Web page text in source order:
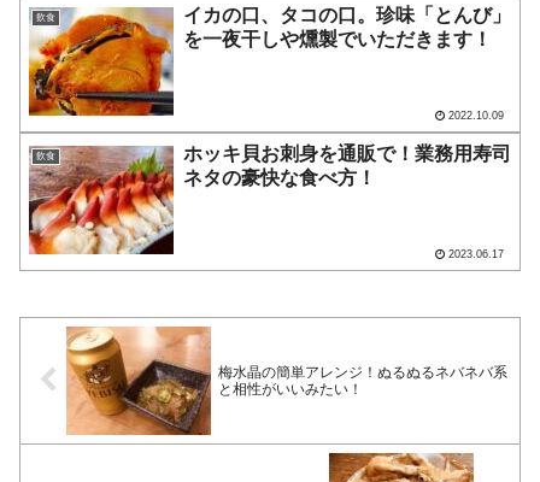
飲食
イカの口、タコの口。珍味「とんび」
を一夜干しや燻製でいただきます！
2022.10.09
飲食
ホッキ貝お刺身を通販で！業務用寿司
ネタの豪快な食べ方！
2023.06.17
梅水晶の簡単アレンジ！ぬるぬるネバネバ系
と相性がいいみたい！